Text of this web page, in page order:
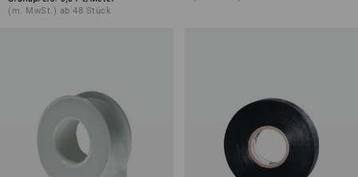
(m. MwSt.) ab 48 Stück